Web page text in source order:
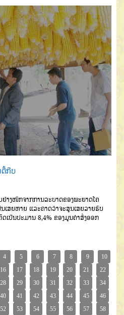
ຕື້ກີບ
າງໜັກຈາກການລະບາດຂອງພະຍາດໂຄ
ເສຍຫາຍ ແລະຄາດວ່າຈະສູນເສຍລາຍຮັບ
ດເປັນປະມານ 8,4% ຂອງມູນຄ່າສົ່ງອອກ